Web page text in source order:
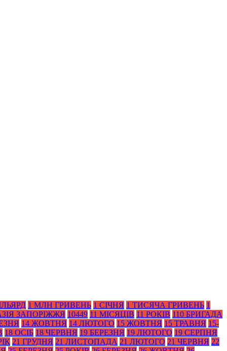
1 МЛН ГРИВЕНЬ 1 СІЧНЯ 1 ТИСЯЧА ГРИВЕНЬ 1
ЗАПОРІЖЖЯ 10449 11 МІСЯЦІВ 11 РОКІВ 110 БРИГАДА
14 ЖОВТНЯ 14 ЛЮТОГО 15 ЖОВТНЯ 15 ТРАВНЯ 15-
18 ОСІБ 18 ЧЕРВНЯ 19 БЕРЕЗНЯ 19 ЛЮТОГО 19 СЕРПНЯ
21 ГРУДНЯ 21 ЛИСТОПАДА 21 ЛЮТОГО 21 ЧЕРВНЯ 22